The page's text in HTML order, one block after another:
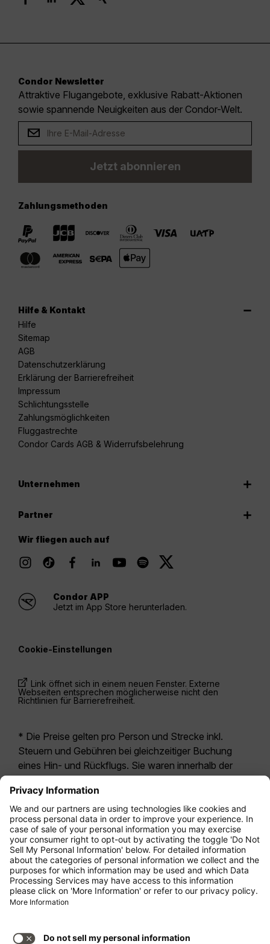
Condor Newsletter
Attraktive Flugangebote, exklusive Rabatt-Aktionen
sowie spannende Neuigkeiten aus der Condor-Welt.
Jetzt abonnieren
Zahlungsmethoden
Hilfe & Kontakt
Hilfe
Sitemap
AGB
Datenschutzerklärung
Erklärung der Barrierefreiheit
Impressum
Schlichtungsstelle
Zahlungsmöglichkeiten
Fluggastrechte
Condor Cards AGB & Widerrufsbelehrung
Unternehmen
Partner
Wir fliegen auch auf
Condor APP
Jetzt im App Store herunterladen.
Cookie-Einstellungen
Link öffnet sich in einem neuen Fenster. Externe
Webseiten entsprechen möglicherweise nicht den
Richtlinien für Barrierefreiheit.
* Die Preise gelten pro Person und Strecke inkl.
Steuern und Gebühren bei gleichzeitiger Buchung
eines Hin- und Rückflugs. Sie waren innerhalb der
letzten 24 Stunden verfügbar und sind
möglicherweise nicht mehr aktuell. Bei den für die
Economy Class angegebenen Tarifen handelt es
sich i.d.R. um Economy Zero, unsere restriktivste
Tarifoption. Es können hierfür zusätzliche Gebühren
fürAufgabegepäck oder für andere optionale
Leistungen anfallen. Es gelten dieAllgemeinen
Geschäftsbedingungen .